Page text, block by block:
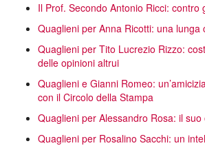
Il Prof. Secondo Antonio Ricci: contro
Quaglieni per Anna Ricotti: una lunga
Quaglieni per Tito Lucrezio Rizzo:
delle opinioni altrui
Quaglieni e Gianni Romeo:
con il Circolo della Stampa
Quaglieni per Alessandro Rosa: il
Quaglieni per Rosalino Sacchi: un